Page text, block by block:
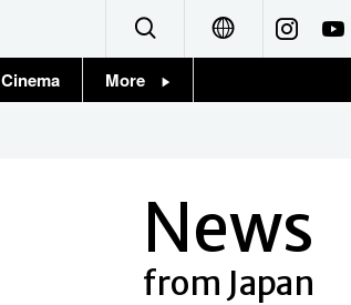
Français
Cinema More
News
from Japan